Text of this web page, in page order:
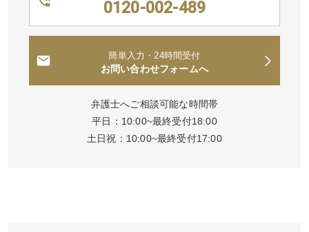
0120-002-489
簡単入力・24時間受付
お問い合わせフォームへ
弁護士へご相談可能な時間帯
平日：10:00~最終受付18:00
土日祝：10:00~最終受付17:00